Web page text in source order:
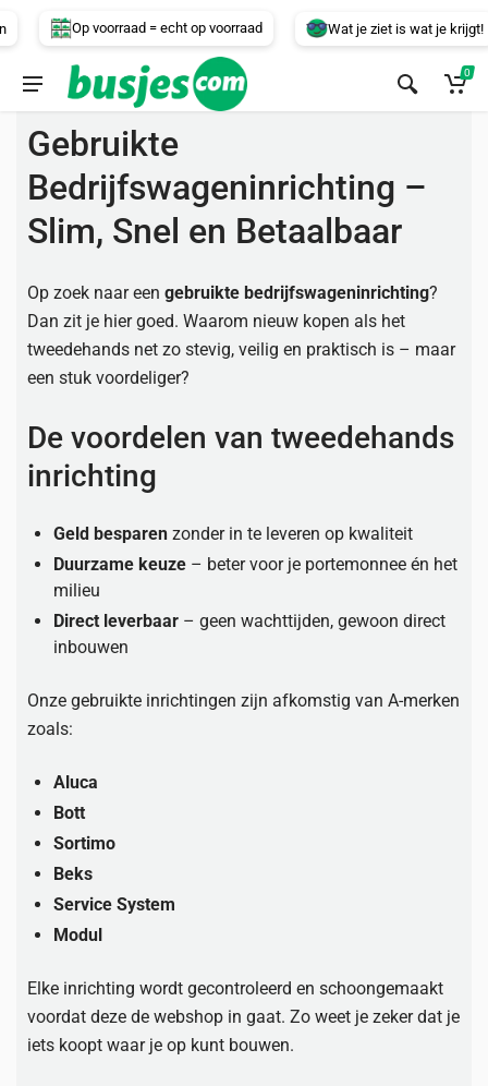
Op voorraad = echt op voorraad Wat je ziet is wat je krijgt!
Voertuig
0
Gebruikte
Bedrijfswageninrichting –
Slim, Snel en Betaalbaar
Op zoek naar een gebruikte bedrijfswageninrichting?
Dan zit je hier goed. Waarom nieuw kopen als het
tweedehands net zo stevig, veilig en praktisch is – maar
een stuk voordeliger?
De voordelen van tweedehands
inrichting
Geld besparen zonder in te leveren op kwaliteit
Duurzame keuze – beter voor je portemonnee én het
milieu
Direct leverbaar – geen wachttijden, gewoon direct
inbouwen
Onze gebruikte inrichtingen zijn afkomstig van A-merken
zoals:
Aluca
Bott
Sortimo
Beks
Service System
Modul
Elke inrichting wordt gecontroleerd en schoongemaakt
voordat deze de webshop in gaat. Zo weet je zeker dat je
iets koopt waar je op kunt bouwen.